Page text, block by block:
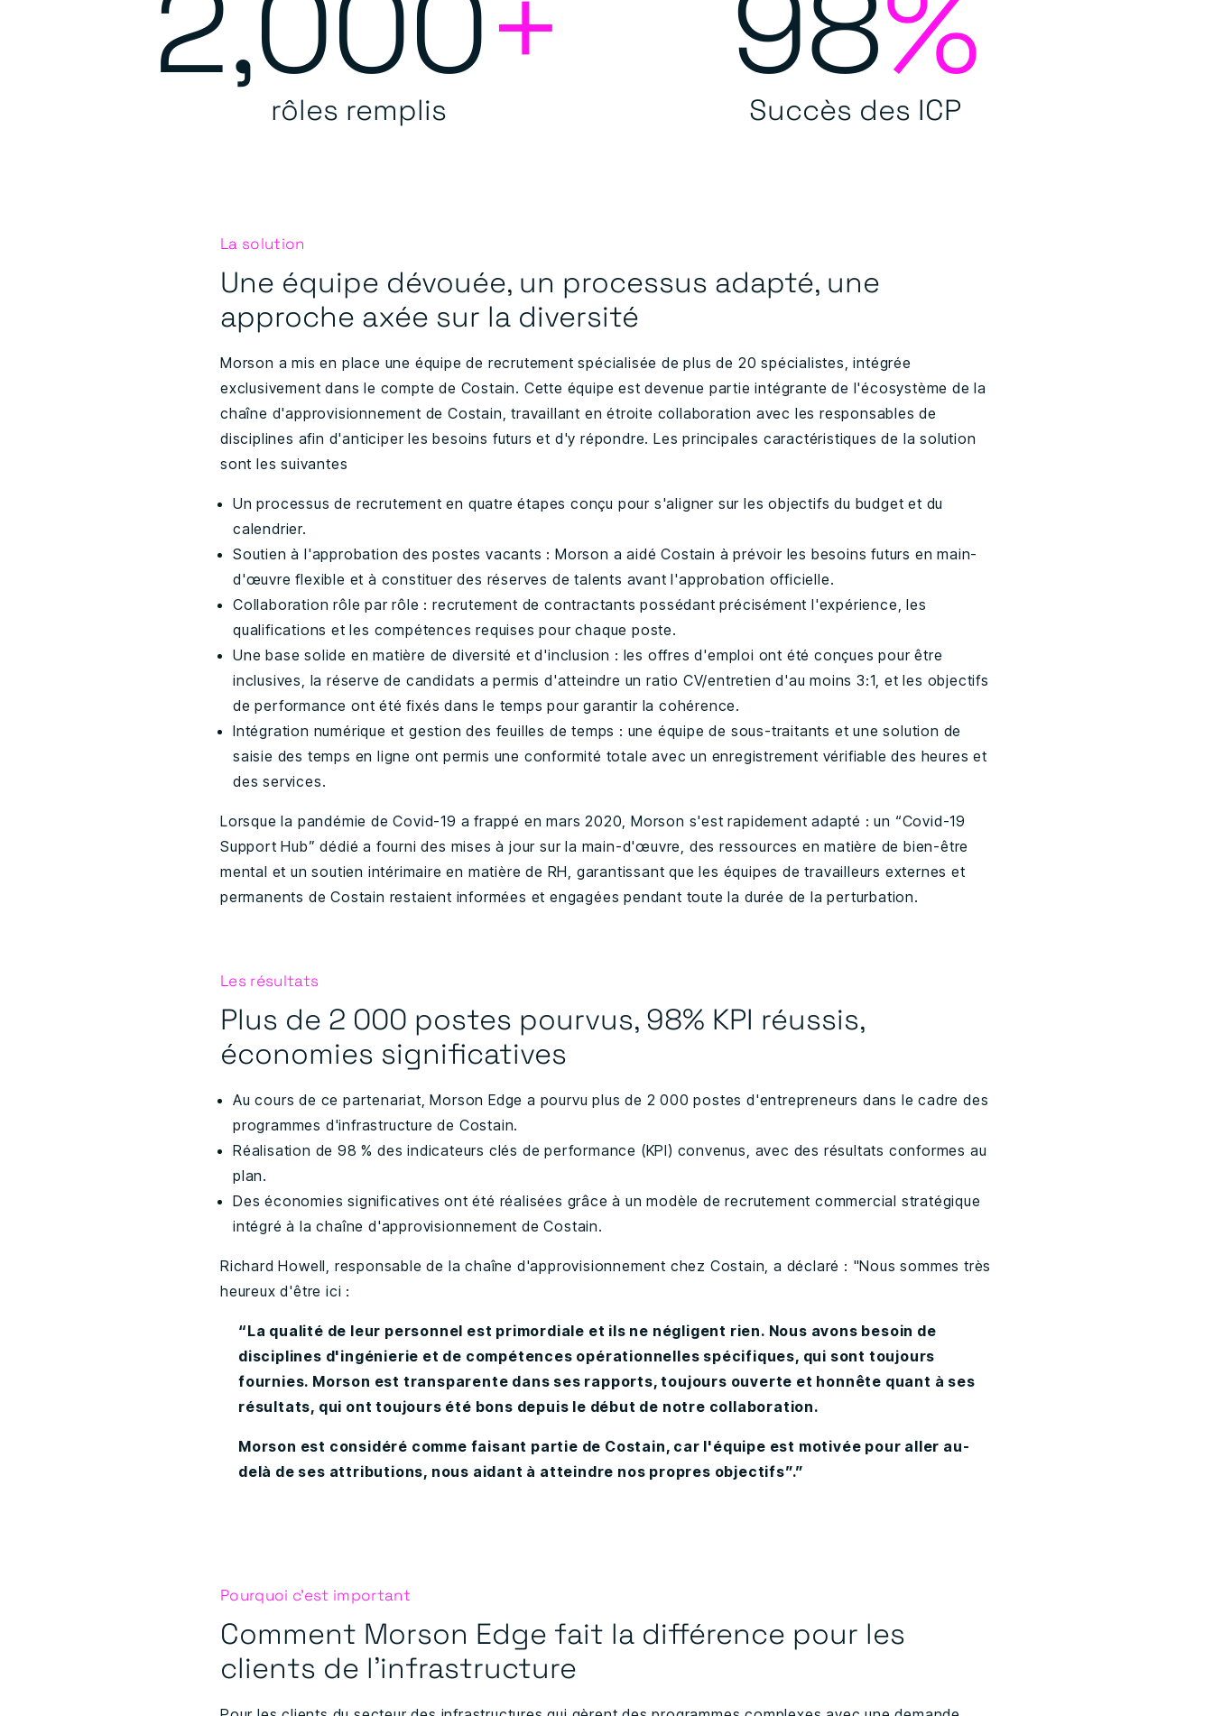
rôles remplis Succès des ICP
La solution
Une équipe dévouée, un processus adapté, une
approche axée sur la diversité
Morson a mis en place une équipe de recrutement spécialisée de plus de 20 spécialistes, intégrée
exclusivement dans le compte de Costain. Cette équipe est devenue partie intégrante de l'écosystème de la
chaîne d'approvisionnement de Costain, travaillant en étroite collaboration avec les responsables de
disciplines afin d'anticiper les besoins futurs et d'y répondre. Les principales caractéristiques de la solution
sont les suivantes
Un processus de recrutement en quatre étapes conçu pour s'aligner sur les objectifs du budget et du
calendrier.
Soutien à l'approbation des postes vacants : Morson a aidé Costain à prévoir les besoins futurs en main-
d'œuvre flexible et à constituer des réserves de talents avant l'approbation officielle.
Collaboration rôle par rôle : recrutement de contractants possédant précisément l'expérience, les
qualifications et les compétences requises pour chaque poste.
Une base solide en matière de diversité et d'inclusion : les offres d'emploi ont été conçues pour être
inclusives, la réserve de candidats a permis d'atteindre un ratio CV/entretien d'au moins 3:1, et les objectifs
de performance ont été fixés dans le temps pour garantir la cohérence.
Intégration numérique et gestion des feuilles de temps : une équipe de sous-traitants et une solution de
saisie des temps en ligne ont permis une conformité totale avec un enregistrement vérifiable des heures et
des services.
Lorsque la pandémie de Covid-19 a frappé en mars 2020, Morson s'est rapidement adapté : un “Covid-19
Support Hub” dédié a fourni des mises à jour sur la main-d'œuvre, des ressources en matière de bien-être
mental et un soutien intérimaire en matière de RH, garantissant que les équipes de travailleurs externes et
permanents de Costain restaient informées et engagées pendant toute la durée de la perturbation.
Les résultats
Plus de 2 000 postes pourvus, 98% KPI réussis,
économies significatives
Au cours de ce partenariat, Morson Edge a pourvu plus de 2 000 postes d'entrepreneurs dans le cadre des
programmes d'infrastructure de Costain.
Réalisation de 98 % des indicateurs clés de performance (KPI) convenus, avec des résultats conformes au
plan.
Des économies significatives ont été réalisées grâce à un modèle de recrutement commercial stratégique
intégré à la chaîne d'approvisionnement de Costain.
Richard Howell, responsable de la chaîne d'approvisionnement chez Costain, a déclaré : "Nous sommes très
heureux d'être ici :
“La qualité de leur personnel est primordiale et ils ne négligent rien. Nous avons besoin de
disciplines d'ingénierie et de compétences opérationnelles spécifiques, qui sont toujours
fournies. Morson est transparente dans ses rapports, toujours ouverte et honnête quant à ses
résultats, qui ont toujours été bons depuis le début de notre collaboration.
Morson est considéré comme faisant partie de Costain, car l'équipe est motivée pour aller au-
delà de ses attributions, nous aidant à atteindre nos propres objectifs”.”
Pourquoi c'est important
Comment Morson Edge fait la différence pour les
clients de l'infrastructure